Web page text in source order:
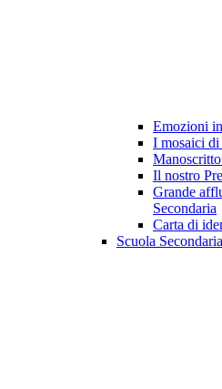
Emozioni
I mosaici di
Il nostro
Grande
Secondaria
Carta di
Scuola